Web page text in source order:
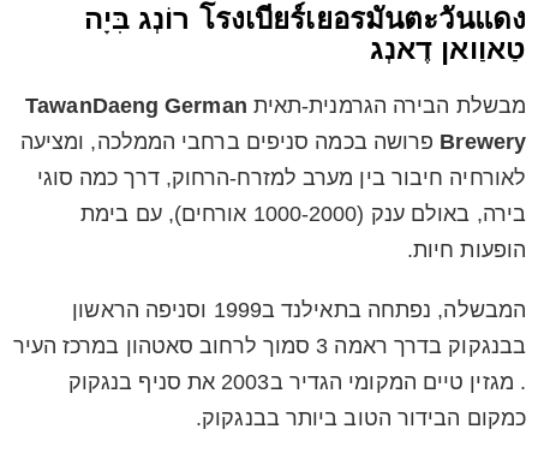
โรงเบียร์เยอรมันตะวันแดง רוֹנְג בִּיָה
טַאוַואן דֶאנְג
מבשלת הבירה הגרמנית-תאית TawanDaeng German
Brewery פרושה בכמה סניפים ברחבי הממלכה, ומציעה
לאורחיה חיבור בין מערב למזרח-הרחוק, דרך כמה סוגי
בירה, באולם ענק (1000-2000 אורחים), עם בימת
הופעות חיות.
המבשלה, נפתחה בתאילנד ב1999 וסניפה הראשון
בבנגקוק בדרך ראמה 3 סמוך לרחוב סאטהון במרכז העיר
. מגזין טיים המקומי הגדיר ב2003 את סניף בנגקוק
כמקום הבידור הטוב ביותר בבנגקוק.